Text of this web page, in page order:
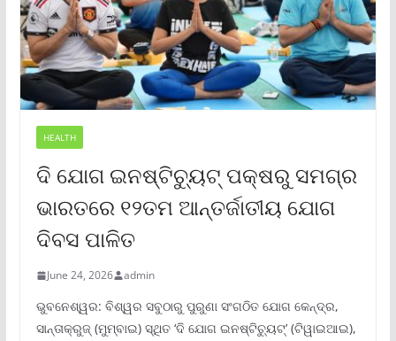
HEALTH
ଦି ଯୋଗ ଇନଷ୍ଟିଚ୍ୟୁଟ୍ ପକ୍ଷରୁ ସମଗ୍ର
ଭାରତରେ ୧୨ତମ ଆନ୍ତର୍ଜାତୀୟ ଯୋଗ
ଦିବସ ପାଳିତ
June 24, 2026 admin
ଭୁବନେଶ୍ୱର: ବିଶ୍ୱର ସବୁଠାରୁ ପୁରୁଣା ସଂଗଠିତ ଯୋଗ କେନ୍ଦ୍ର,
ସାନ୍ତାକ୍ରୁଜ୍ (ମୁମ୍ବାଇ) ସ୍ଥିତ ‘ଦି ଯୋଗ ଇନଷ୍ଟିଚ୍ୟୁଟ୍‌’ (ଟିୱାଇଆଇ),